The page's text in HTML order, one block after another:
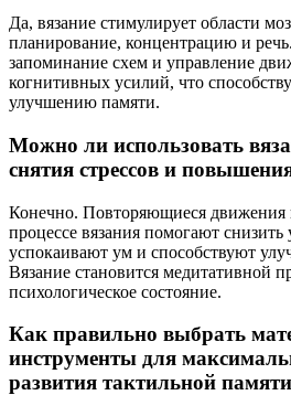
Да, вязание стимулирует области
планирование, концентрацию и
запоминание схем и управление
когнитивных усилий, что
улучшению памяти.
Можно ли использовать
снятия стрессов и
Конечно. Повторяющиеся движения
процессе вязания помогают снизить
успокаивают ум и способствуют
Вязание становится медитативной
психологическое состояние.
Как правильно выбрать
инструменты для
развития тактильной